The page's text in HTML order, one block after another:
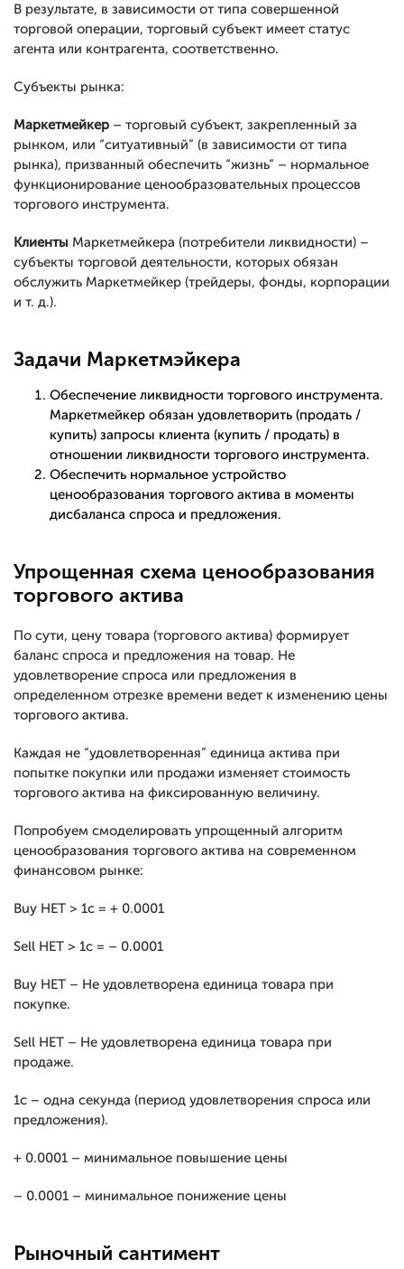
В результате, в зависимости от типа совершенной
торговой операции, торговый субъект имеет статус
агента или контрагента, соответственно.
Субъекты рынка:
Маркетмейкер – торговый субъект, закрепленный за
рынком, или “ситуативный” (в зависимости от типа
рынка), призванный обеспечить “жизнь” – нормальное
функционирование ценообразовательных процессов
торгового инструмента.
Клиенты Маркетмейкера (потребители ликвидности) –
субъекты торговой деятельности, которых обязан
обслужить Маркетмейкер (трейдеры, фонды, корпорации
и т. д.).
Задачи Маркетмэйкера
Обеспечение ликвидности торгового инструмента.
Маркетмейкер обязан удовлетворить (продать /
купить) запросы клиента (купить / продать) в
отношении ликвидности торгового инструмента.
Обеспечить нормальное устройство
ценообразования торгового актива в моменты
дисбаланса спроса и предложения.
Упрощенная схема ценообразования
торгового актива
По сути, цену товара (торгового актива) формирует
баланс спроса и предложения на товар. Не
удовлетворение спроса или предложения в
определенном отрезке времени ведет к изменению цены
торгового актива.
Каждая не “удовлетворенная” единица актива при
попытке покупки или продажи изменяет стоимость
торгового актива на фиксированную величину.
Попробуем смоделировать упрощенный алгоритм
ценообразования торгового актива на современном
финансовом рынке:
Buy НЕТ > 1с = + 0.0001
Sell НЕТ > 1с = – 0.0001
Buy НЕТ – Не удовлетворена единица товара при
покупке.
Sell НЕТ – Не удовлетворена единица товара при
продаже.
1с – одна секунда (период удовлетворения спроса или
предложения).
+ 0.0001 – минимальное повышение цены
– 0.0001 – минимальное понижение цены
Рыночный сантимент